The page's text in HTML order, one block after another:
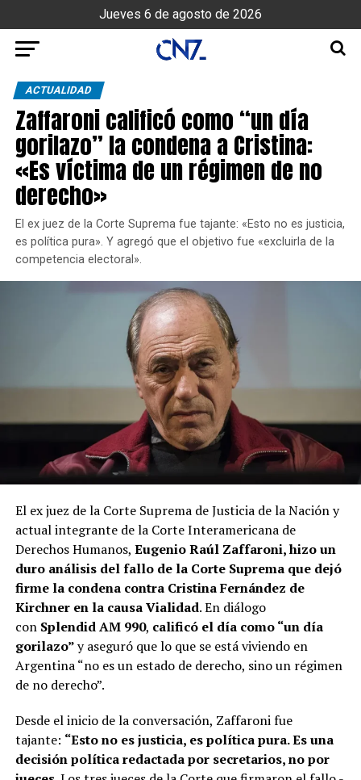
Jueves 6 de agosto de 2026
ACTUALIDAD
Zaffaroni calificó como “un día
gorilazo” la condena a Cristina:
«Es víctima de un régimen de no
derecho»
El ex juez de la Corte Suprema fue tajante: «Esto no es justicia,
es política pura». Y agregó que el objetivo fue «excluirla de la
competencia electoral».
El ex juez de la Corte Suprema de Justicia de la Nación y
actual integrante de la Corte Interamericana de
Derechos Humanos, Eugenio Raúl Zaffaroni, hizo un
duro análisis del fallo de la Corte Suprema que dejó
firme la condena contra Cristina Fernández de
Kirchner en la causa Vialidad. En diálogo
con Splendid AM 990, calificó el día como “un día
gorilazo”y aseguró que lo que se está viviendo en
Argentina “no es un estado de derecho, sino un régimen
de no derecho”.
Desde el inicio de la conversación, Zaffaroni fue
tajante: “Esto no es justicia, es política pura. Es una
decisión política redactada por secretarios, no por